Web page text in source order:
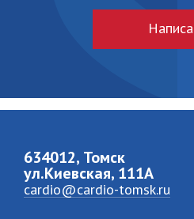
634012, Томск
ул.Киевская, 111A
cardio@cardio-tomsk.ru